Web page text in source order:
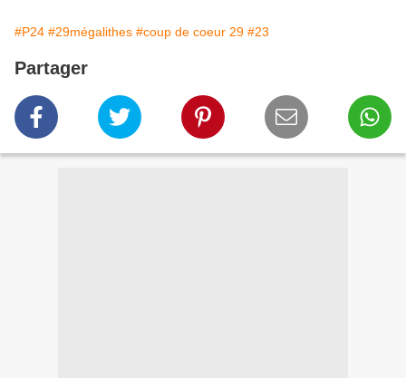
#P24 #29mégalithes #coup de coeur 29 #23
Partager